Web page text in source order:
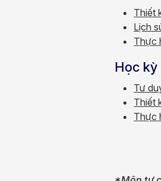
Thiết
Lịch
Thực
Học kỳ
Tư
Thiết
Thực